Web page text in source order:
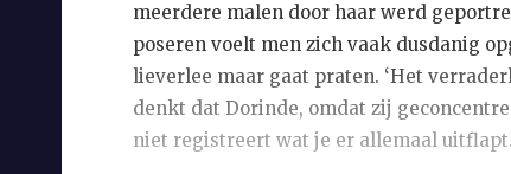
meerdere malen door haar werd
poseren voelt men zich vaak dusdanig
lieverlee maar gaat praten. ‘Het
denkt dat Dorinde, omdat zij
niet registreert wat je er allemaal